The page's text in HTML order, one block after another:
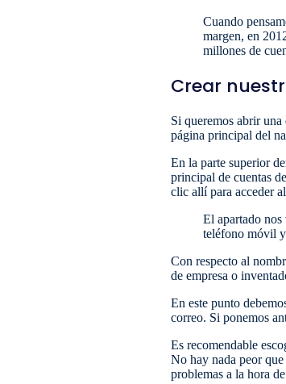
Cuando
margen, en
millones de
Crear
Si queremos abrir una
página principal del
En la parte superior
principal de cuentas
clic allí para acceder
El apartado
teléfono móvil
Con respecto al
de empresa o
En este punto
correo. Si ponemos
Es recomendable
No hay nada peor
problemas a la hora